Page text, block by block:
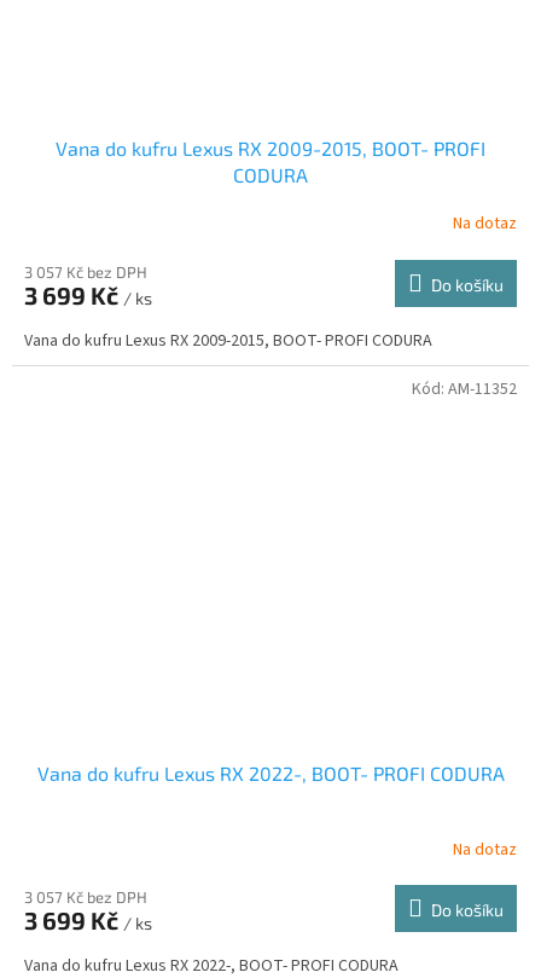
Vana do kufru Lexus RX 2009-2015, BOOT- PROFI
CODURA
Na dotaz
3 057 Kč bez DPH
3 699 Kč / ks
Do košíku
Vana do kufru Lexus RX 2009-2015, BOOT- PROFI CODURA
Vana do kufru Lexus RX 2022-, BOOT- PROFI CODURA
Na dotaz
3 057 Kč bez DPH
3 699 Kč / ks
Do košíku
Vana do kufru Lexus RX 2022-, BOOT- PROFI CODURA
Kód: AM-11352